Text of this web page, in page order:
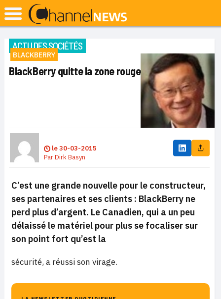
ACTU DES SOCIÉTÉS
BLACKBERRY
BlackBerry quitte la zone rouge
le30-03-2015
ParDirk Basyn
C’est une grande nouvelle pour le constructeur,
ses partenaires et ses clients : BlackBerry ne
perd plus d’argent. Le Canadien, qui a un peu
délaissé le matériel pour plus se focaliser sur
son point fort qu’est la
sécurité, a réussi son virage.